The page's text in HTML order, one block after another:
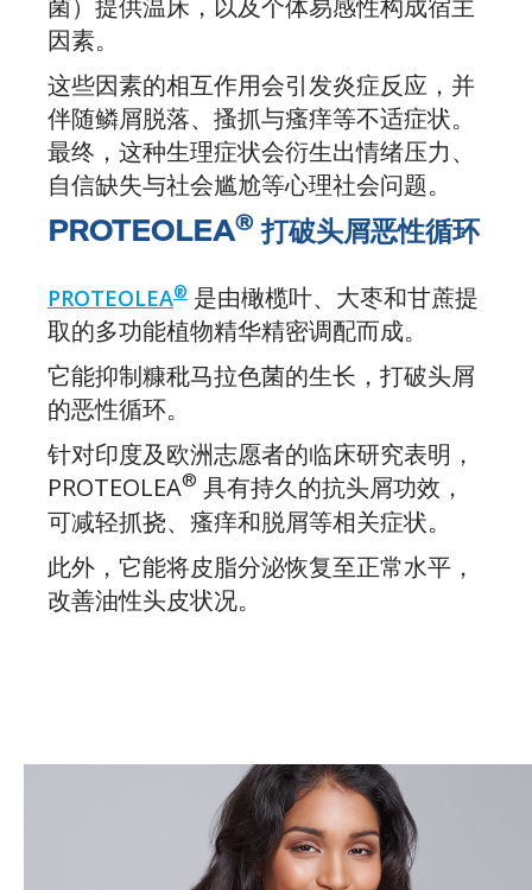
因素。
这些因素的相互作用会引发炎症反应，并
伴随鳞屑脱落、搔抓与瘙痒等不适症状。
最终，这种生理症状会衍生出情绪压力、
自信缺失与社会尴尬等心理社会问题。
PROTEOLEA®打破头屑恶性循环
PROTEOLEA® 是由橄榄叶、大枣和甘蔗提
取的多功能植物精华精密调配而成。
它能抑制糠秕马拉色菌的生长，打破头屑
的恶性循环。
针对印度及欧洲志愿者的临床研究表明，
PROTEOLEA® 具有持久的抗头屑功效，
可减轻抓挠、瘙痒和脱屑等相关症状。
此外，它能将皮脂分泌恢复至正常水平，
改善油性头皮状况。